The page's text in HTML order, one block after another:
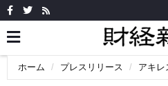
ホーム プレスリリース アキレ